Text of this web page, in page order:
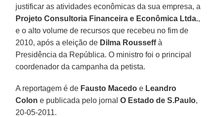
justificar as atividades econômicas da sua empresa, a
Projeto Consultoria Financeira e Econômica Ltda.,
e o alto volume de recursos que recebeu no fim de
2010, após a eleição de Dilma Rousseffà
Presidência da República. O ministro foi o principal
coordenador da campanha da petista.
A reportagem é de Fausto Macedo e Leandro
Colon e publicada pelo jornalO Estado de S.Paulo,
20-05-2011.